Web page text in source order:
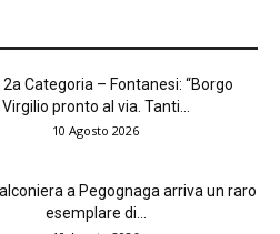
2a Categoria – Fontanesi: “Borgo
Virgilio pronto al via. Tanti...
10 Agosto 2026
a Pegognaga arriva un raro
esemplare di...